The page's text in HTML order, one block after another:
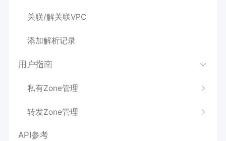
关联/解关联VPC
添加解析记录
用户指南
私有Zone管理
转发Zone管理
API参考